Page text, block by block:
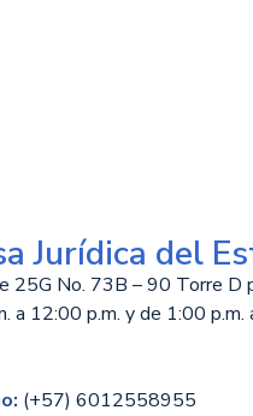
Jurídica del
25G No. 73B – 90 Torre D
a 12:00 p.m. y de 1:00 p.m.
(+57) 6012558955